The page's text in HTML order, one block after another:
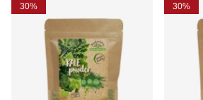
30% 30%